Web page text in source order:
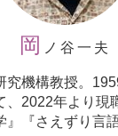
岡 ノ谷一夫
機構教授。
、2022年より現
』『さえずり言